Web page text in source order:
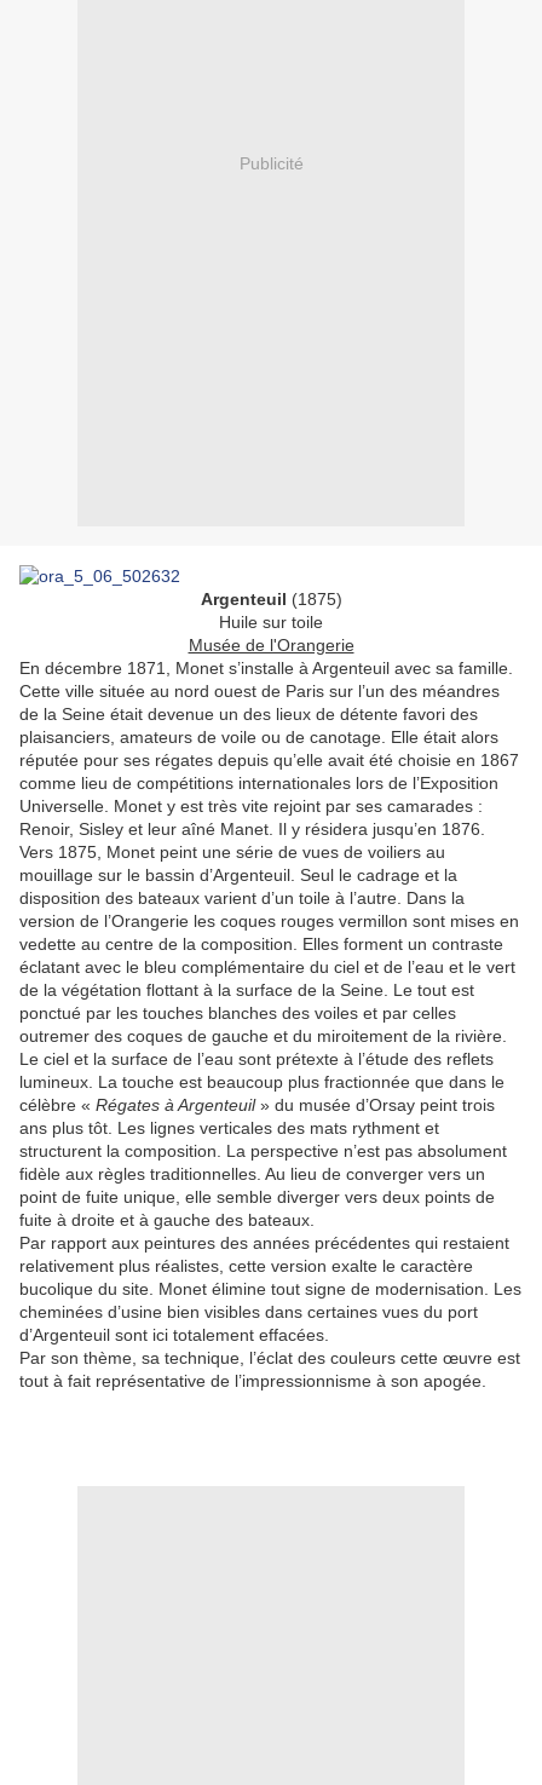
Publicité
Argenteuil (1875)
Huile sur toile
Musée de l'Orangerie
En décembre 1871, Monet s’installe à Argenteuil avec sa famille.
Cette ville située au nord ouest de Paris sur l’un des méandres
de la Seine était devenue un des lieux de détente favori des
plaisanciers, amateurs de voile ou de canotage. Elle était alors
réputée pour ses régates depuis qu’elle avait été choisie en 1867
comme lieu de compétitions internationales lors de l’Exposition
Universelle. Monet y est très vite rejoint par ses camarades :
Renoir, Sisley et leur aîné Manet. Il y résidera jusqu’en 1876.
Vers 1875, Monet peint une série de vues de voiliers au
mouillage sur le bassin d’Argenteuil. Seul le cadrage et la
disposition des bateaux varient d’un toile à l’autre. Dans la
version de l’Orangerie les coques rouges vermillon sont mises en
vedette au centre de la composition. Elles forment un contraste
éclatant avec le bleu complémentaire du ciel et de l’eau et le vert
de la végétation flottant à la surface de la Seine. Le tout est
ponctué par les touches blanches des voiles et par celles
outremer des coques de gauche et du miroitement de la rivière.
Le ciel et la surface de l’eau sont prétexte à l’étude des reflets
lumineux. La touche est beaucoup plus fractionnée que dans le
célèbre « Régates à Argenteuil» du musée d’Orsay peint trois
ans plus tôt. Les lignes verticales des mats rythment et
structurent la composition. La perspective n’est pas absolument
fidèle aux règles traditionnelles. Au lieu de converger vers un
point de fuite unique, elle semble diverger vers deux points de
fuite à droite et à gauche des bateaux.
Par rapport aux peintures des années précédentes qui restaient
relativement plus réalistes, cette version exalte le caractère
bucolique du site. Monet élimine tout signe de modernisation. Les
cheminées d’usine bien visibles dans certaines vues du port
d’Argenteuil sont ici totalement effacées.
Par son thème, sa technique, l’éclat des couleurs cette œuvre est
tout à fait représentative de l’impressionnisme à son apogée.